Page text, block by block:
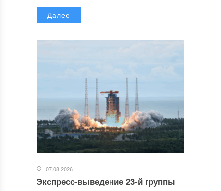
Далее
07.08.2026
Экспресс-выведение 23-й группы